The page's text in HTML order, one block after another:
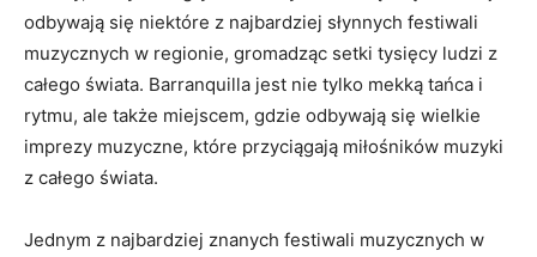
odbywają się ​niektóre z ⁢najbardziej słynnych ⁢festiwali
muzycznych w regionie,⁤ gromadząc setki tysięcy ludzi‍ z
całego świata. Barranquilla jest nie tylko mekką ‍tańca ​i
rytmu, ⁣ale także miejscem, gdzie odbywają się wielkie ​
imprezy muzyczne, które przyciągają miłośników muzyki‍
z całego‍ świata.
Jednym z najbardziej znanych festiwali muzycznych w‍